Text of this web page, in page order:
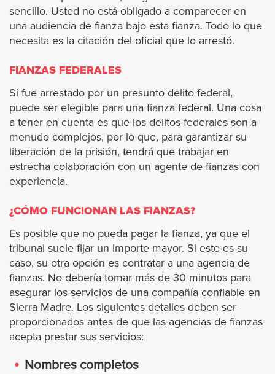
West Hollywood
Whittier
Orange County
Anaheim
Costa Mesa Jail
Cypress
Dana Point
Fullerton
sencillo. Usted no está obligado a comparecer en
una audiencia de fianza bajo esta fianza. Todo lo que
necesita es la citación del oficial que lo arrestó.
FIANZAS FEDERALES
Si fue arrestado por un presunto delito federal,
puede ser elegible para una fianza federal. Una cosa
a tener en cuenta es que los delitos federales son a
menudo complejos, por lo que, para garantizar su
liberación de la prisión, tendrá que trabajar en
estrecha colaboración con un agente de fianzas con
experiencia.
¿CÓMO FUNCIONAN LAS FIANZAS?
Es posible que no pueda pagar la fianza, ya que el
tribunal suele fijar un importe mayor. Si este es su
caso, su otra opción es contratar a una agencia de
fianzas. No debería tomar más de 30 minutos para
asegurar los servicios de una compañía confiable en
Sierra Madre. Los siguientes detalles deben ser
proporcionados antes de que las agencias de fianzas
acepta prestar sus servicios:
Nombres completos